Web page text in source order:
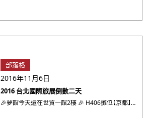
部落格
2016年11月6日
2016 台北國際旅展倒數二天
🎉夢館今天還在世貿一館2樓 🎉 H406攤位【京都】MK/觀光和服體驗 等你喔 ・・・